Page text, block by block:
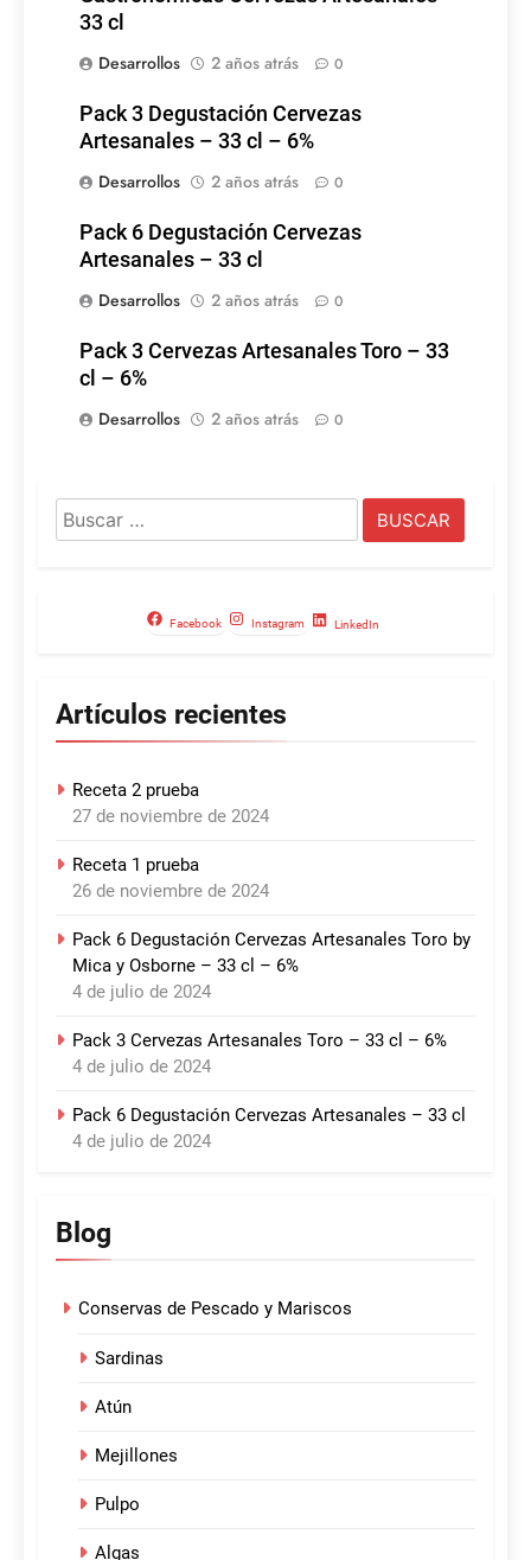
33 cl
Desarrollos
2 años atrás 0
Pack 3 Degustación Cervezas
Artesanales – 33 cl – 6%
Desarrollos
2 años atrás 0
Pack 6 Degustación Cervezas
Artesanales – 33 cl
Desarrollos
2 años atrás 0
Pack 3 Cervezas Artesanales Toro – 33
cl – 6%
Desarrollos
2 años atrás 0
Buscar:
Facebook Instagram LinkedIn
Artículos recientes
Receta 2 prueba
27 de noviembre de 2024
Receta 1 prueba
26 de noviembre de 2024
Pack 6 Degustación Cervezas Artesanales Toro by
Mica y Osborne – 33 cl – 6%
4 de julio de 2024
Pack 3 Cervezas Artesanales Toro – 33 cl – 6%
4 de julio de 2024
Pack 6 Degustación Cervezas Artesanales – 33 cl
4 de julio de 2024
Blog
Conservas de Pescado y Mariscos
Sardinas
Atún
Mejillones
Pulpo
Algas